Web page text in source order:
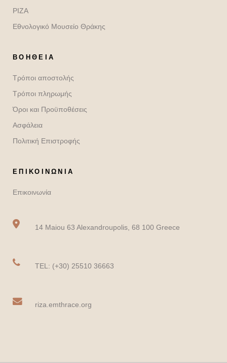
ΡΙΖΑ
Εθνολογικό Μουσείο Θράκης
ΒΟΉΘΕΙΑ
Τρόποι αποστολής
Τρόποι πληρωμής
Όροι και Προϋποθέσεις
Ασφάλεια
Πολιτική Επιστροφής
ΕΠΙΚΟΙΝΩΝΙΑ
Επικοινωνία
14 Maiou 63 Alexandroupolis, 68 100 Greece
TEL: (+30) 25510 36663
riza.emthrace.org